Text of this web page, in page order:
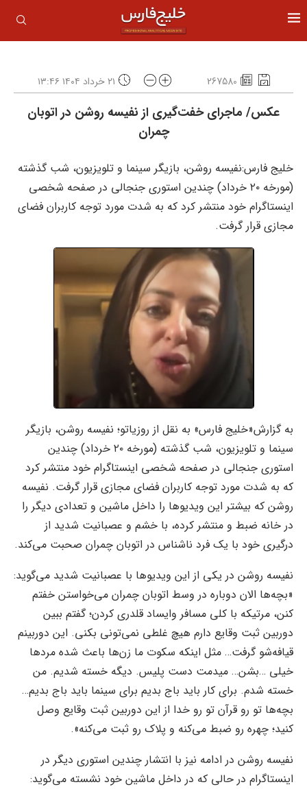
267580 ۲۱ خرداد ۱۴۰۴ ۱۳:۴۶
عکس/ ماجرای خفت‌گیری از نفیسه روشن در اتوبان
چمران
خلیج فارس:نفیسه روشن، بازیگر سینما و تلویزیون، شب گذشته
(مورخه ۲۰ خرداد) چندین استوری جنجالی در صفحه شخصی
اینستاگرام خود منتشر کرد که به شدت مورد توجه کاربران فضای
مجازی قرار گرفت.
به گزارش«خلیج فارس» به نقل از روزیاتو؛ نفیسه روشن، بازیگر
سینما و تلویزیون، شب گذشته (مورخه ۲۰ خرداد) چندین
استوری جنجالی در صفحه شخصی اینستاگرام خود منتشر کرد
که به شدت مورد توجه کاربران فضای مجازی قرار گرفت. نفیسه
روشن که بیشتر این ویدیو‌ها را داخل ماشین و تعدادی دیگر را
در خانه ضبط و منتشر کرده، با خشم و عصبانیت شدید از
درگیری خود با یک فرد ناشناس در اتوبان چمران صحبت می‌کند.
نفیسه روشن در یکی از این ویدیوها با عصبانیت شدید می‌گوید:
«بچه‌ها الان دوباره در وسط اتوبان چمران می‌خواستن خفتم
کنن، مرتیکه با کلی مسافر وایساد قلدری کردن؛ گفتم ببین
دوربین ثبت وقایع دارم هیچ غلطی نمی‌تونی بکنی. این دوربینم
قیافه‌شو گرفت… مثل اینکه سکوت ما زن‌ها باعث شده مردها
خیلی …بشن… میدمت دست پلیس. دیگه خسته شدیم. من
خسته شدم. برای کار باید باج بدیم برای سینما باید باج بدیم…
بچه‌ها تو رو قرآن تو رو خدا از این دوربین ثبت وقایع وصل
کنید؛ چهره رو ضبط می‌کنه و پلاک رو ثبت می‌کنه».
نفیسه روشن در ادامه نیز با انتشار چندین استوری دیگر در
اینستاگرام در حالی که در داخل ماشین خود نشسته می‌گوید: